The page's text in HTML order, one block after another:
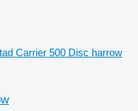
Carrier 500 Disc harrow